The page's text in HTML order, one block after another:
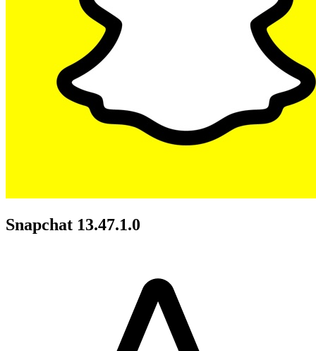
Snapchat 13.47.1.0